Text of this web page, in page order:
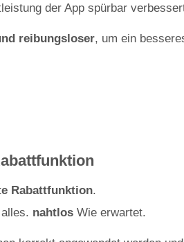
der App spürbar
reibungsloser, um ein
Rabattfunktion.
nahtlos Wie erwartet.